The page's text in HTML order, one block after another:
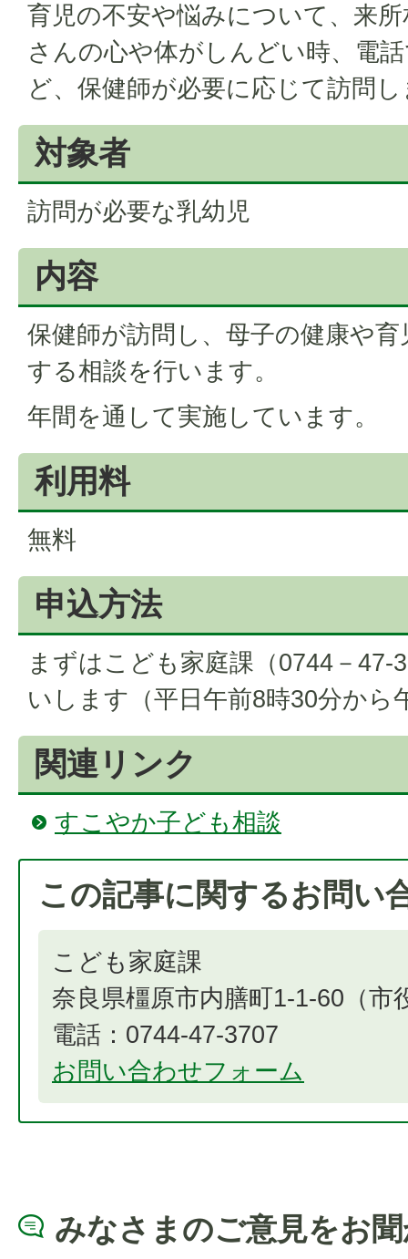
育児の不安や悩みについて、来
さんの心や体がしんどい時、電
ど、保健師が必要に応じて訪問
対象者
訪問が必要な乳幼児
内容
保健師が訪問し、母子の健康や
する相談を行います。
年間を通して実施しています。
利用料
無料
申込方法
まずはこども家庭課（0744－47-
いします（平日午前8時30分から
関連リンク
すこやか子ども相談
この記事に関するお問い
こども家庭課
奈良県橿原市内膳町1-1-60（市
電話：0744-47-3707
お問い合わせフォーム
みなさまのご意見をお